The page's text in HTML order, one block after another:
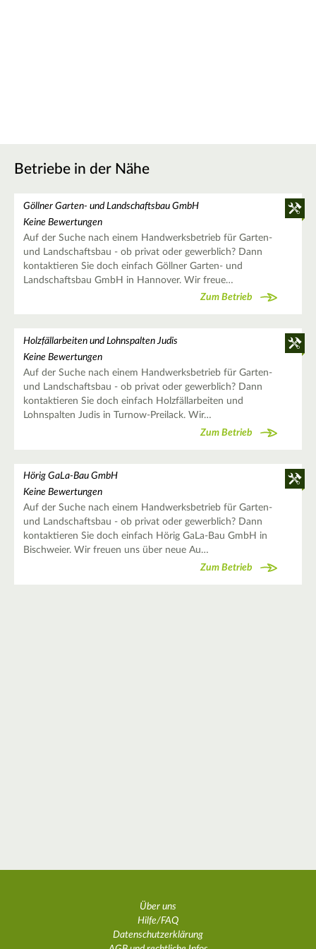
Betriebe in der Nähe
Göllner Garten- und Landschaftsbau GmbH
Keine Bewertungen
Auf der Suche nach einem Handwerksbetrieb für Garten-
und Landschaftsbau - ob privat oder gewerblich? Dann
kontaktieren Sie doch einfach Göllner Garten- und
Landschaftsbau GmbH in Hannover. Wir freue…
Zum Betrieb
Holzfällarbeiten und Lohnspalten Judis
Keine Bewertungen
Auf der Suche nach einem Handwerksbetrieb für Garten-
und Landschaftsbau - ob privat oder gewerblich? Dann
kontaktieren Sie doch einfach Holzfällarbeiten und
Lohnspalten Judis in Turnow-Preilack. Wir…
Zum Betrieb
Hörig GaLa-Bau GmbH
Keine Bewertungen
Auf der Suche nach einem Handwerksbetrieb für Garten-
und Landschaftsbau - ob privat oder gewerblich? Dann
kontaktieren Sie doch einfach Hörig GaLa-Bau GmbH in
Bischweier. Wir freuen uns über neue Au…
Zum Betrieb
Über uns
Hilfe/FAQ
Datenschutzerklärung